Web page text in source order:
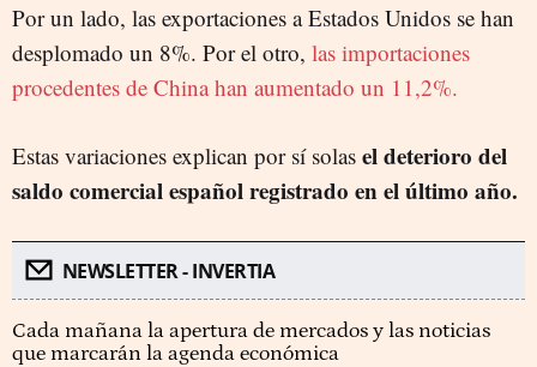
Por un lado, las exportaciones a Estados Unidos se han
desplomado un 8%. Por el otro, las importaciones
procedentes de China han aumentado un 11,2%.
Estas variaciones explican por sí solas el deterioro del
saldo comercial español registrado en el último año.
NEWSLETTER - INVERTIA
Cada mañana la apertura de mercados y las noticias
que marcarán la agenda económica